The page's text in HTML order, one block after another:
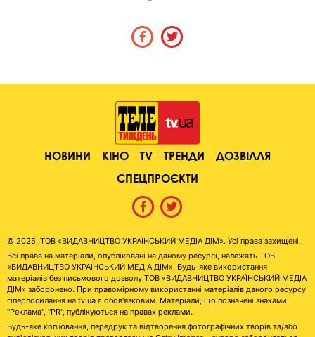
НОВИНИ КІНО TV ТРЕНДИ
ДОЗВІЛЛЯ
СПЕЦПРОЄКТИ
© 2025, ТОВ «ВИДАВНИЦТВО УКРАЇНСЬКИЙ МЕДІА ДІМ». Усі права захищені.
Всі права на матеріали, опубліковані на даному ресурсі, належать ТОВ
«ВИДАВНИЦТВО УКРАЇНСЬКИЙ МЕДІА ДІМ». Будь-яке використання
матеріалів без письмового дозволу ТОВ «ВИДАВНИЦТВО УКРАЇНСЬКИЙ МЕДІА
ДІМ» заборонено. При правомірному використанні матеріалів даного ресурсу
гіперпосилання на tv.ua є обов'язковим. Матеріали, що позначені знаками
"Реклама", "PR", публікуються на правах реклами.
Будь-яке копіювання, передрук та відтворення фотографічних творів та/або